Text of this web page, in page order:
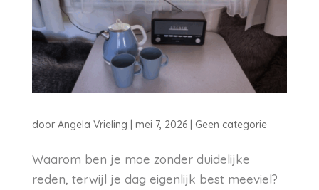
door Angela Vrieling mei 7, 2026| Geen categorie
Waarom ben je moe zonder duidelijke
reden, terwijl je dag eigenlijk best meeviel?